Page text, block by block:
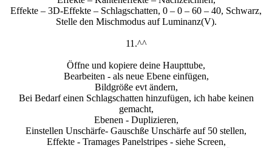
Effekte – 3D-Effekte – Schlagschatten, 0 – 0 – 60 – 40, Schwarz,
Stelle den Mischmodus auf Luminanz(V).
11.^^
Öffne und kopiere deine Haupttube,
Bearbeiten - als neue Ebene einfügen,
Bildgröße evt ändern,
Bei Bedarf einen Schlagschatten hinzufügen, ich habe keinen
gemacht,
Ebenen - Duplizieren,
Einstellen Unschärfe- Gauschße Unschärfe auf 50 stellen,
Effekte - Tramages Panelstripes - siehe Screen,